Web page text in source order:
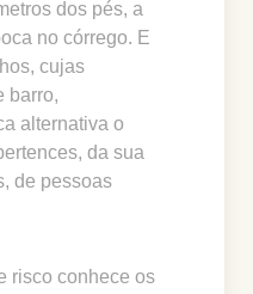
dos pés, a
no córrego. E
cujas
barro,
alternativa o
da sua
de pessoas
risco conhece os